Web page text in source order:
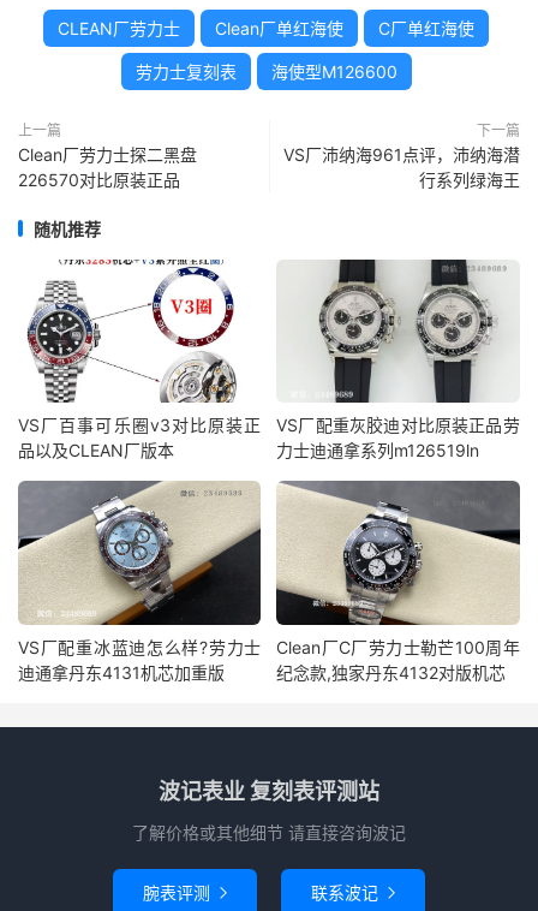
CLEAN厂劳力士 Clean厂单红海使 C厂单红海使
劳力士复刻表 海使型M126600
上一篇
Clean厂劳力士探二黑盘
226570对比原装正品
下一篇
VS厂沛纳海961点评，沛纳海潜
行系列绿海王
随机推荐
VS厂百事可乐圈v3对比原装正
品以及CLEAN厂版本
VS厂配重灰胶迪对比原装正品劳
力士迪通拿系列m126519ln
VS厂配重冰蓝迪怎么样?劳力士
迪通拿丹东4131机芯加重版
Clean厂C厂劳力士勒芒100周年
纪念款,独家丹东4132对版机芯
波记表业 复刻表评测站
了解价格或其他细节 请直接咨询波记
腕表评测  联系波记 